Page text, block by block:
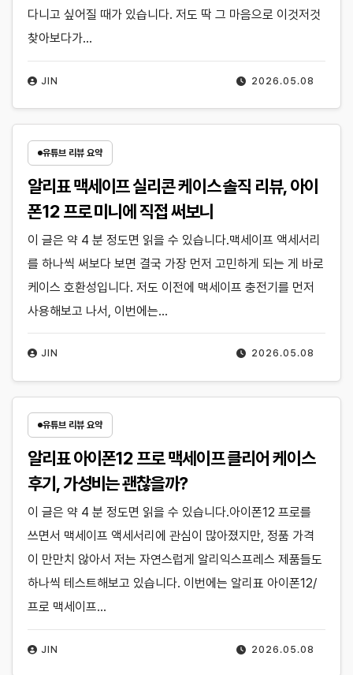
2026.05.08
JIN
다니고 싶어질 때가 있습니다. 저도 딱 그 마음으로 이것저것
찾아보다가…
유튜브 리뷰 요약
알리표 맥세이프 실리콘 케이스 솔직 리뷰, 아이
폰12 프로 미니에 직접 써보니
2026.05.08
JIN
이 글은 약 4 분 정도면 읽을 수 있습니다.맥세이프 액세서리
를 하나씩 써보다 보면 결국 가장 먼저 고민하게 되는 게 바로
케이스 호환성입니다. 저도 이전에 맥세이프 충전기를 먼저
사용해보고 나서, 이번에는…
유튜브 리뷰 요약
알리표 아이폰12 프로 맥세이프 클리어 케이스
후기, 가성비는 괜찮을까?
2026.05.08
JIN
이 글은 약 4 분 정도면 읽을 수 있습니다.아이폰12 프로를
쓰면서 맥세이프 액세서리에 관심이 많아졌지만, 정품 가격
이 만만치 않아서 저는 자연스럽게 알리익스프레스 제품들도
하나씩 테스트해보고 있습니다. 이번에는 알리표 아이폰12/
프로 맥세이프…